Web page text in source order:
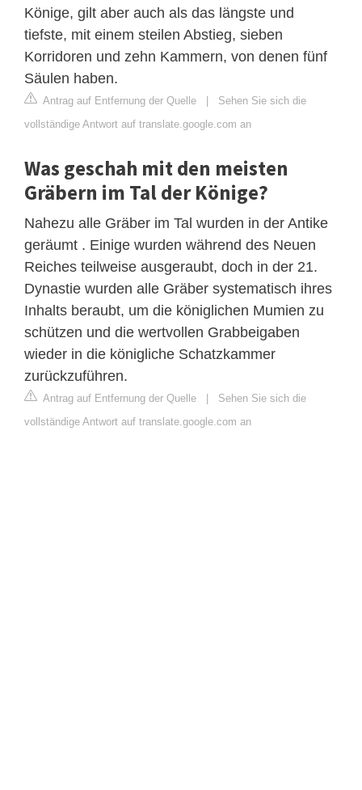
Könige, gilt aber auch als das längste und
tiefste, mit einem steilen Abstieg, sieben
Korridoren und zehn Kammern, von denen fünf
Säulen haben.
Antrag auf Entfernung der Quelle | Sehen Sie sich die
vollständige Antwort auf translate.google.com an
Was geschah mit den meisten
Gräbern im Tal der Könige?
Nahezu alle Gräber im Tal wurden in der Antike
geräumt . Einige wurden während des Neuen
Reiches teilweise ausgeraubt, doch in der 21.
Dynastie wurden alle Gräber systematisch ihres
Inhalts beraubt, um die königlichen Mumien zu
schützen und die wertvollen Grabbeigaben
wieder in die königliche Schatzkammer
zurückzuführen.
Antrag auf Entfernung der Quelle | Sehen Sie sich die
vollständige Antwort auf translate.google.com an